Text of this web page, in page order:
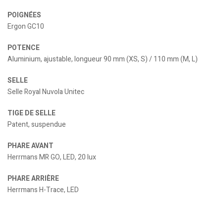
POIGNÉES
Ergon GC10
POTENCE
Aluminium, ajustable, longueur 90 mm (XS, S) / 110 mm (M, L)
SELLE
Selle Royal Nuvola Unitec
TIGE DE SELLE
Patent, suspendue
PHARE AVANT
Herrmans MR GO, LED, 20 lux
PHARE ARRIÈRE
Herrmans H-Trace, LED